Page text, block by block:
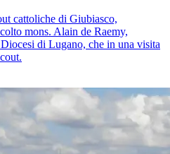
cattoliche di Giubiasco,
mons. Alain de Raemy,
di Lugano, che in una visita